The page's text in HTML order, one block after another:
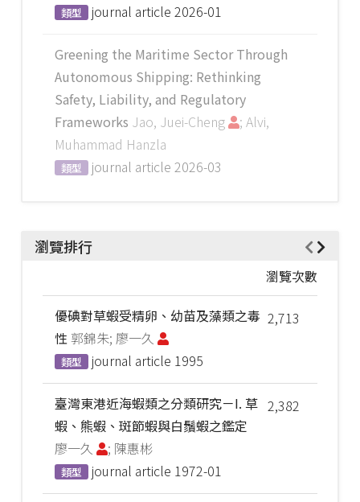
類型 journal article 2026-01
Greening the Maritime Sector Through
Autonomous Shipping: Rethinking
Safety, Liability, and Regulatory
Frameworks Jao, Juei-Cheng
; Alvi,
Muhammad Hanzla
類型 journal article 2026-03
瀏覽排行
瀏覽次數
2,713
優碘對草蝦受精卵、幼苗及藻類之毒
性 郭錦朱; 廖一久
類型 journal article 1995
2,382
臺灣東港近海蝦類之分類研究－I. 草
蝦、熊蝦、斑節蝦與白鬚蝦之鑑定
廖一久
; 陳惠彬
類型 journal article 1972-01